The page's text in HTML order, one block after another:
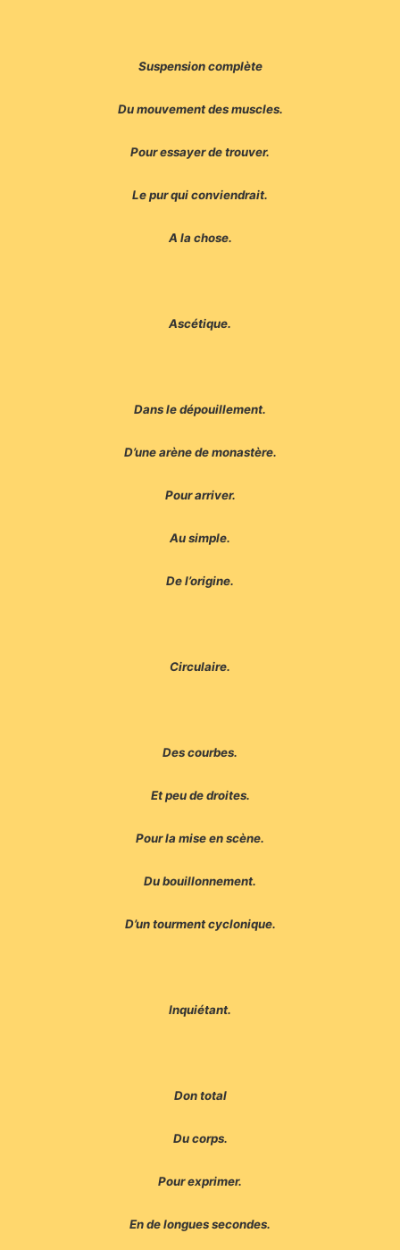
Suspension complète
Du mouvement des muscles.
Pour essayer de trouver.
Le pur qui conviendrait.
A la chose.
Ascétique.
Dans le dépouillement.
D’une arène de monastère.
Pour arriver.
Au simple.
De l’origine.
Circulaire.
Des courbes.
Et peu de droites.
Pour la mise en scène.
Du bouillonnement.
D’un tourment cyclonique.
Inquiétant.
Don total
Du corps.
Pour exprimer.
En de longues secondes.